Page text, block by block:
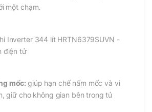
một chạm.
mốc:giúp hạn chế nấm mốc và vi
giữ cho không gian bên trong tủ